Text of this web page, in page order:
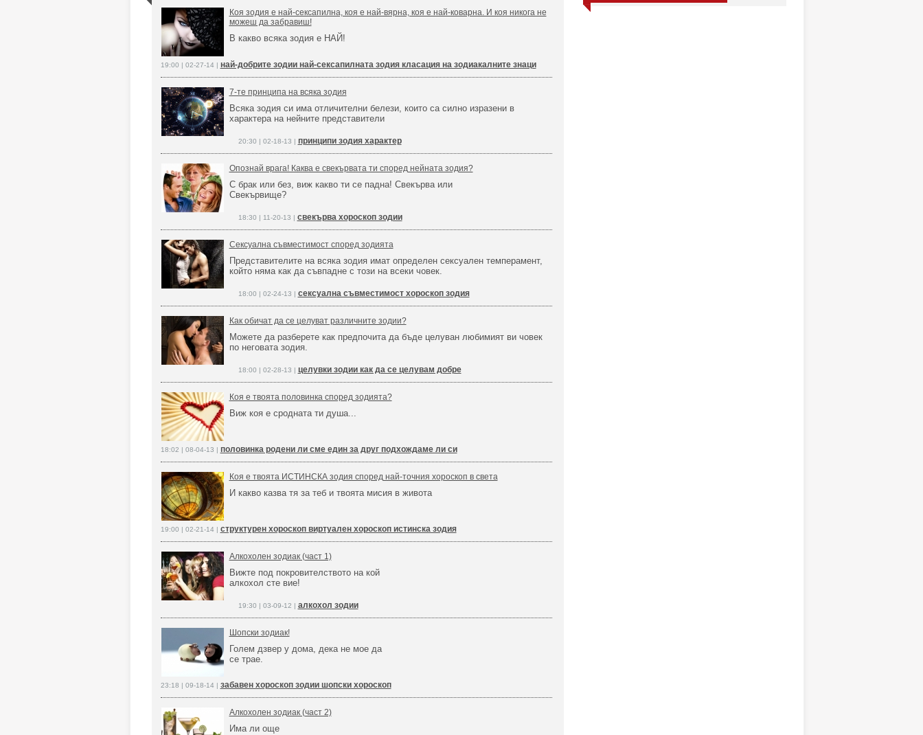
Коя зодия е най-сексапилна, коя е най-вярна, коя е най-коварна. И коя никога не
можеш да забравиш!
В какво всяка зодия е НАЙ!
19:00 | 02-27-14 | най-добрите зодии най-сексапилната зодия класация на зодиакалните знаци
7-те принципа на всяка зодия
Всяка зодия си има отличителни белези, които са силно изразени в
характера на нейните представители
20:30 | 02-18-13 | принципи зодия характер
Опознай врага! Каква е свекървата ти според нейната зодия?
С брак или без, виж какво ти се падна! Свекърва или
Свекървище?
18:30 | 11-20-13 | свекърва хороскоп зодии
Сексуална съвместимост според зодията
Представителите на всяка зодия имат определен сексуален темперамент,
който няма как да съвпадне с този на всеки човек.
18:00 | 02-24-13 | сексуална съвместимост хороскоп зодия
Как обичат да се целуват различните зодии?
Можете да разберете как предпочита да бъде целуван любимият ви човек
по неговата зодия.
18:00 | 02-28-13 | целувки зодии как да се целувам добре
Коя е твоята половинка според зодията?
Виж коя е сродната ти душа...
18:02 | 08-04-13 | половинка родени ли сме един за друг подхождаме ли си
Коя е твоята ИСТИНСКА зодия според най-точния хороскоп в света
И какво казва тя за теб и твоята мисия в живота
19:00 | 02-21-14 | структурен хороскоп виртуален хороскоп истинска зодия
Алкохолен зодиак (част 1)
Вижте под покровителството на кой
алкохол сте вие!
19:30 | 03-09-12 | алкохол зодии
Шопски зодиак!
Голем дзвер у дома, дека не мое да
се трае.
23:18 | 09-18-14 | забавен хороскоп зодии шопски хороскоп
Алкохолен зодиак (част 2)
Има ли още